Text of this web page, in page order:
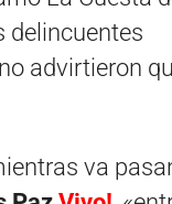
delincuentes
advirtieron
va